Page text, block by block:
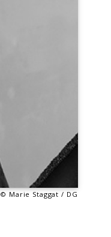
© Marie Staggat / DG